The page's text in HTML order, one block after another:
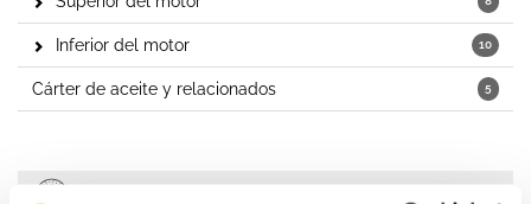
10
Inferior del motor
5
Cárter de aceite y relacionados